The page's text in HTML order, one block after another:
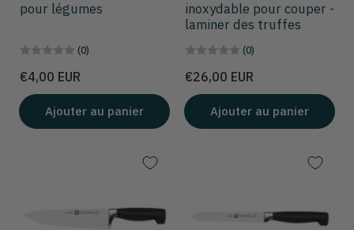
pour légumes
(0)
Prix
€4,00 EUR
Ajouter au panier
inoxydable pour couper -
laminer des truffes
(0)
Prix
€26,00 EUR
Ajouter au panier